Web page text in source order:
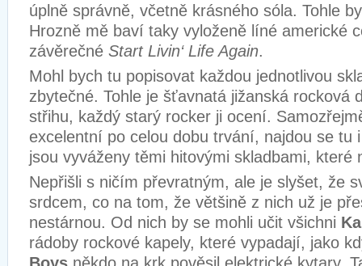
úplně správně, včetně krásného sóla. Tohle
Hrozně mě baví taky vyloženě líné americké
závěrečné Start Livin‘ Life Again.
Mohl bych tu popisovat každou jednotlivou
zbytečné. Tohle je šťavnatá jižanská rocková
střihu, každý starý rocker ji ocení.
excelentní po celou dobu trvání, najdou se tu
jsou vyváženy těmi hitovými skladbami, které
Nepřišli s ničím převratným, ale je slyšet, že
srdcem, co na tom, že většině z nich už je
nestárnou. Od nich by se mohli učit všichni
rádoby rockové kapely, které vypadají, jako